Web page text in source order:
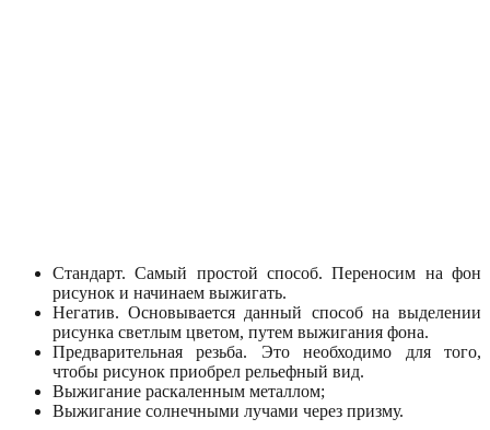
Стандарт. Самый простой способ. Переносим на фон
рисунок и начинаем выжигать.
Негатив. Основывается данный способ на выделении
рисунка светлым цветом, путем выжигания фона.
Предварительная резьба. Это необходимо для того,
чтобы рисунок приобрел рельефный вид.
Выжигание раскаленным металлом;
Выжигание солнечными лучами через призму.